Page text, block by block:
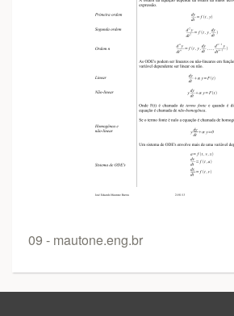
09 - mautone.eng.br